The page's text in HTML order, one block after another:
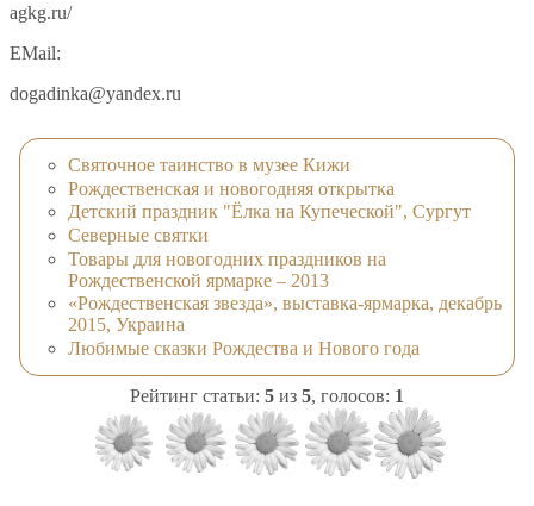
agkg.ru/
EMail:
dogadinka@yandex.ru
Святочное таинство в музее Кижи
Рождественская и новогодняя открытка
Детский праздник "Ёлка на Купеческой", Сургут
Северные святки
Товары для новогодних праздников на
Рождественской ярмарке – 2013
«Рождественская звезда», выставка-ярмарка, декабрь
2015, Украина
Любимые сказки Рождества и Нового года
Рейтинг статьи: 5 из 5, голосов: 1